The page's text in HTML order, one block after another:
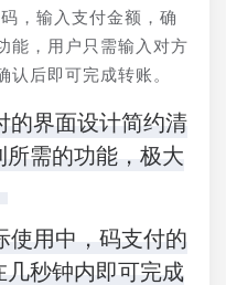
，输入支付金额，确
能，用户只需输入对方
认后即可完成转账。
的界面设计简约清
需的功能，极大
使用中，码支付的
秒钟内即可完成